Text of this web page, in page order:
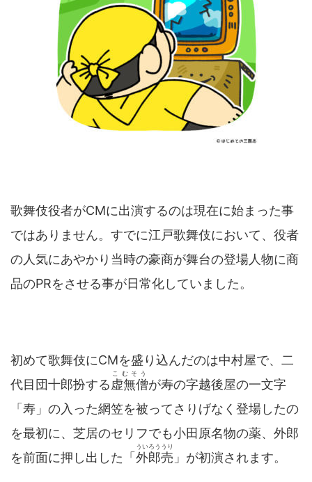
歌舞伎役者がCMに出演するのは現在に始まった事
ではありません。すでに江戸歌舞伎において、役者
の人気にあやかり当時の豪商が舞台の登場人物に商
品のPRをさせる事が日常化していました。
初めて歌舞伎にCMを盛り込んだのは中村屋で、二
代目団十郎扮する虚無僧
こむそう
が寿の字越後屋の一文字
「寿」の入った網笠を被ってさりげなく登場したの
を最初に、芝居のセリフでも小田原名物の薬、外郎
を前面に押し出した「 外郎売
ういろううり
」が初演されます。